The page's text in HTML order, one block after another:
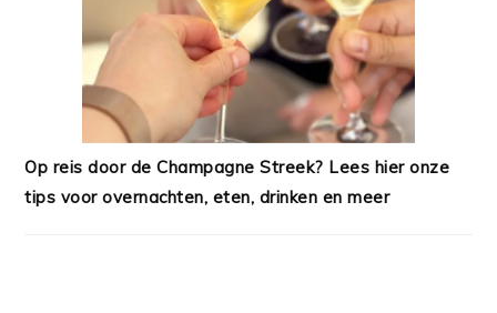
Op reis door de Champagne Streek? Lees hier onze
tips voor overnachten, eten, drinken en meer